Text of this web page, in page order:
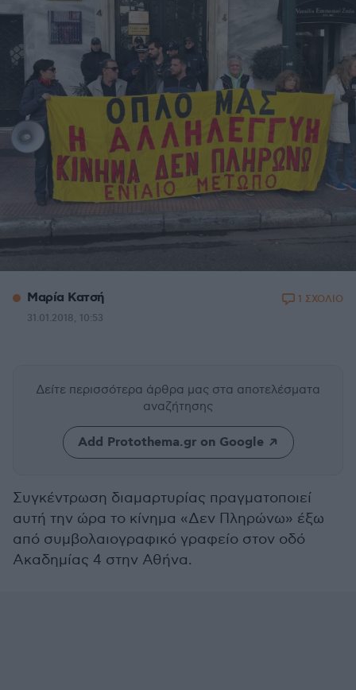
Μαρία Κατσή
31.01.2018, 10:53
1 ΣΧΟΛΙΟ
Δείτε περισσότερα άρθρα μας στα αποτελέσματα
αναζήτησης
Add Protothema.gr on Google
Συγκέντρωση διαμαρτυρίας πραγματοποιεί
αυτή την ώρα το κίνημα «Δεν Πληρώνω» έξω
από συμβολαιογραφικό γραφείο στον οδό
Ακαδημίας 4 στην Αθήνα.